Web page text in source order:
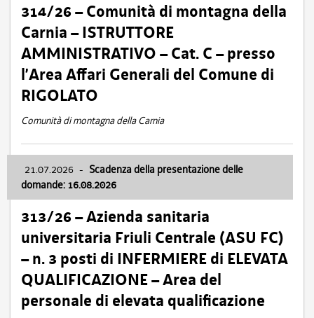
314/26 – Comunità di montagna della
Carnia – ISTRUTTORE
AMMINISTRATIVO – Cat. C – presso
l’Area Affari Generali del Comune di
RIGOLATO
Comunità di montagna della Carnia
21.07.2026 - Scadenza della presentazione delle
domande: 16.08.2026
313/26 – Azienda sanitaria
universitaria Friuli Centrale (ASU FC)
– n. 3 posti di INFERMIERE di ELEVATA
QUALIFICAZIONE – Area del
personale di elevata qualificazione